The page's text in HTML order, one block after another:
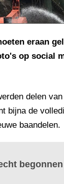
eraan
op social
delen
bijna de
baandelen.
begonnen